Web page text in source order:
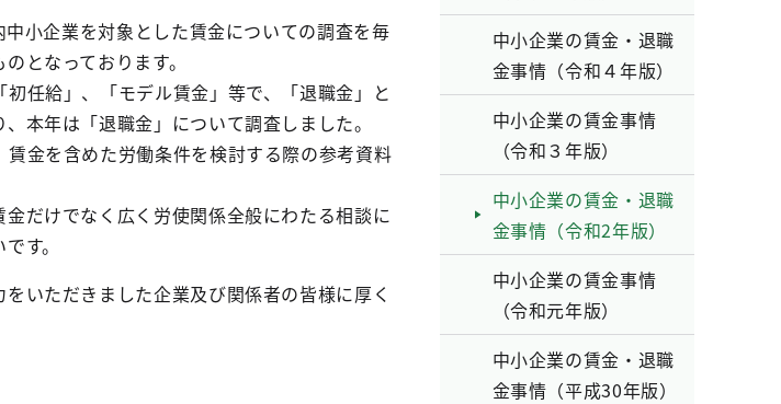
小企業を対象とした賃金についての調査を毎
となっております。
任給」、「モデル賃金」等で、「退職金」と
本年は「退職金」について調査しました。
金を含めた労働条件を検討する際の参考資料
だけでなく広く労使関係全般にわたる相談に
す。
いただきました企業及び関係者の皆様に厚く
中小企業の賃金・退職
金事情（令和４年版）
中小企業の賃金事情
（令和３年版）
中小企業の賃金・退職
金事情（令和2年版）
中小企業の賃金事情
（令和元年版）
中小企業の賃金・退職
金事情（平成30年版）